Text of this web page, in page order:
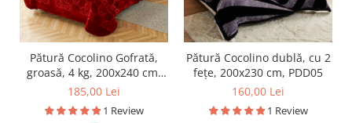
Pătură Cocolino Gofrată,
groasă, 4 kg, 200x240 cm,
PGU22
185,00 Lei
1 Review
Pătură Cocolino dublă, cu 2
fețe, 200x230 cm, PDD05
160,00 Lei
1 Review